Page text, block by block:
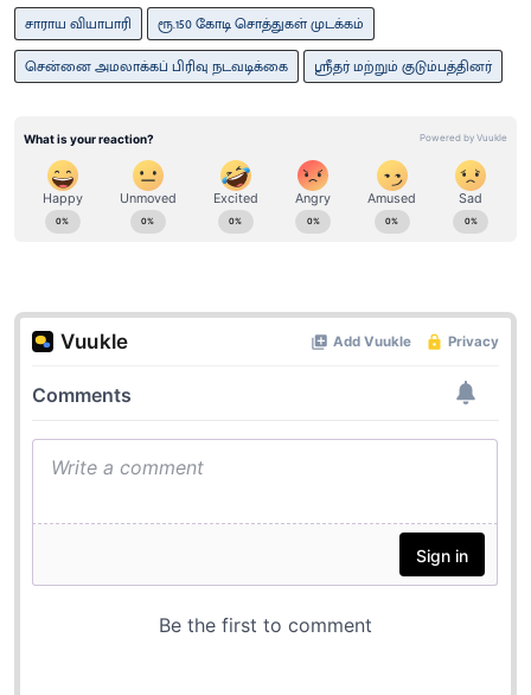
சாராய வியாபாரி
ரூ.150 கோடி சொத்துகள் முடக்கம்
சென்னை அமலாக்கப் பிரிவு நடவடிக்கை
ஸ்ரீதர் மற்றும் குடும்பத்தினர்